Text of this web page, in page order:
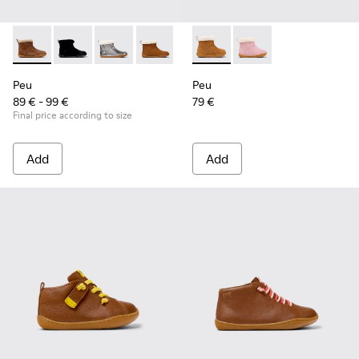
Peu - K900365-007 - Brown Suede Ankle Boots for Children.
Peu - K900365-005
Peu - K900365-003
Peu - K900365-002 - Brown Nubuck
Peu - K900365-001
Peu
89 € - 99 €
Final price according to size
Add
Peu - K900388-001 -
Peu - K900388-002
Peu
79 €
Add